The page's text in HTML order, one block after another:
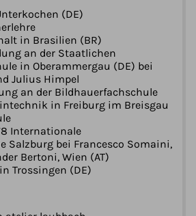
(DE)
in Brasilien (BR)
an der Staatlichen
in Oberammergau (DE) bei
Julius Himpel
an der Bildhauerfachschule
in Freiburg im Breisgau
Internationale
Salzburg bei Francesco Somaini,
Bertoni, Wien (AT)
Trossingen (DE)